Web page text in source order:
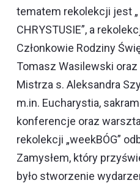
tematem rekolekcji jest „
CHRYSTUSIE”, a
Członkowie Rodziny
Tomasz Wasilewski
Mistrza s. Aleksandra
m.in. Eucharystia,
konferencje oraz
rekolekcji „weekBÓG”
Zamysłem, który
było stworzenie